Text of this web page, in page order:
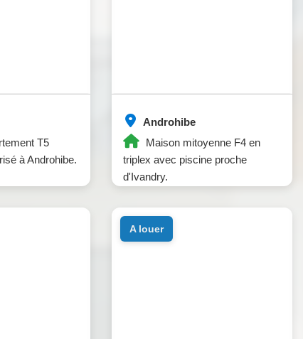
T5
à Androhibe.
Androhibe
Maison mitoyenne F4 en
triplex avec piscine proche
d'Ivandry.
a louer